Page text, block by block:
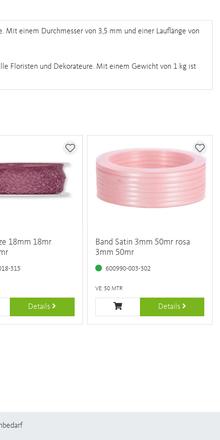
Mit einem Durchmesser von 3,5 mm und einer Lauflänge von
Floristen und Dekorateure. Mit einem Gewicht von 1 kg ist
18mm 18mr
315
Details
Band Satin 3mm 50mr rosa
3mm 50mr
600990-003-302
VE: 50 MTR
Details